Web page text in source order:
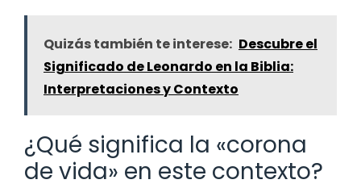
Quizás también te interese: Descubre el
Significado de Leonardo en la Biblia:
Interpretaciones y Contexto
¿Qué significa la «corona
de vida» en este contexto?